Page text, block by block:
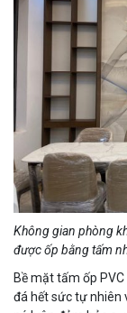
Không gian phòng
được ốp bằng tấm
Bề mặt tấm ốp
đá hết sức tự nhiên